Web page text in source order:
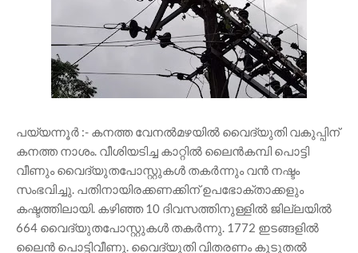
പയ്യന്നൂർ :- കനത്ത വേനൽമഴയിൽ വൈദ്യുതി വകുപ്പിന്
കനത്ത നാശം. വീശിയടിച്ച കാറ്റിൽ ലൈൻകമ്പി പൊട്ടി
വീണും വൈദ്യുതപോസ്റ്റുകൾ തകർന്നും വൻ നഷ്ടം
സംഭവിച്ചു. പതിനായിരക്കണക്കിന് ഉപഭോക്താക്കളും
കഷ്ടത്തിലായി. കഴിഞ്ഞ 10 ദിവസത്തിനുള്ളിൽ ജില്ലയിൽ
664 വൈദ്യുതപോസ്റ്റുകൾ തകർന്നു. 1772 ഇടങ്ങളിൽ
ലൈൻ പൊട്ടിവീണു. വൈദ്യുതി വിതരണം കൂടുതൽ